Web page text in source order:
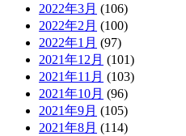
2022年3月 (106)
2022年2月 (100)
2022年1月 (97)
2021年12月 (101)
2021年11月 (103)
2021年10月 (96)
2021年9月 (105)
2021年8月 (114)